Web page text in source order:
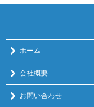
ホーム
会社概要
お問い合わせ